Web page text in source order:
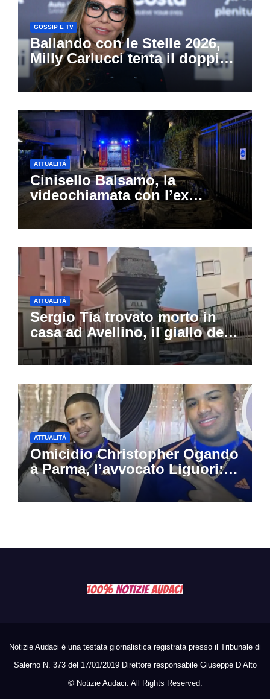
GOSSIP E TV
Ballando con le Stelle 2026,
Milly Carlucci tenta il doppio
colpo: tra i papabili Ornella
Muti e Monica Guerritore
ATTUALITÀ
Cinisello Balsamo, la
videochiamata con l’ex
fidanzata e il dramma: 35enne
lotta tra la vita e la morte
ATTUALITÀ
Sergio Tia trovato morto in
casa ad Avellino, il giallo della
porta socchiusa: disposta
l’autopsia
ATTUALITÀ
Omicidio Christopher Ogando
a Parma, l’avvocato Liguori:
«Ogni elemento va
approfondito fino in fondo»,
Notizie Audaci è una testata giornalistica registrata presso il Tribunale di
Salerno N. 373 del 17/01/2019 Direttore responsabile Giuseppe D’Alto
© Notizie Audaci. All Rights Reserved.